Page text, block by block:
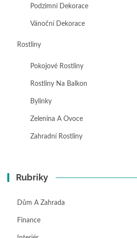
Podzimní Dekorace
Vánoční Dekorace
Rostliny
Pokojové Rostliny
Rostliny Na Balkon
Bylinky
Zelenina A Ovoce
Zahradní Rostliny
Rubriky
Dům A Zahrada
Finance